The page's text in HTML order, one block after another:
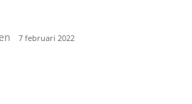
7 februari 2022